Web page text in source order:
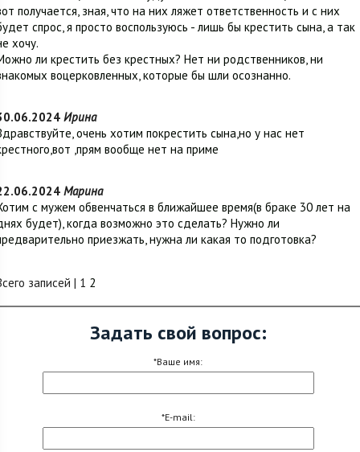
получается, зная, что на них ляжет ответственность и с них
спрос, я просто воспользуюсь - лишь бы крестить сына, а так
хочу.
ли крестить без крестных? Нет ни родственников, ни
воцерковленных, которые бы шли осознанно.
Ирина
очень хотим покрестить сына,но у нас нет
,прям вообще нет на приме
Марина
с мужем обвенчаться в ближайшее время(в браке 30 лет на
будет), когда возможно это сделать? Нужно ли
приезжать, нужна ли какая то подготовка?
записей | 1 2
Задать свой вопрос:
*Ваше имя:
*E-mail: